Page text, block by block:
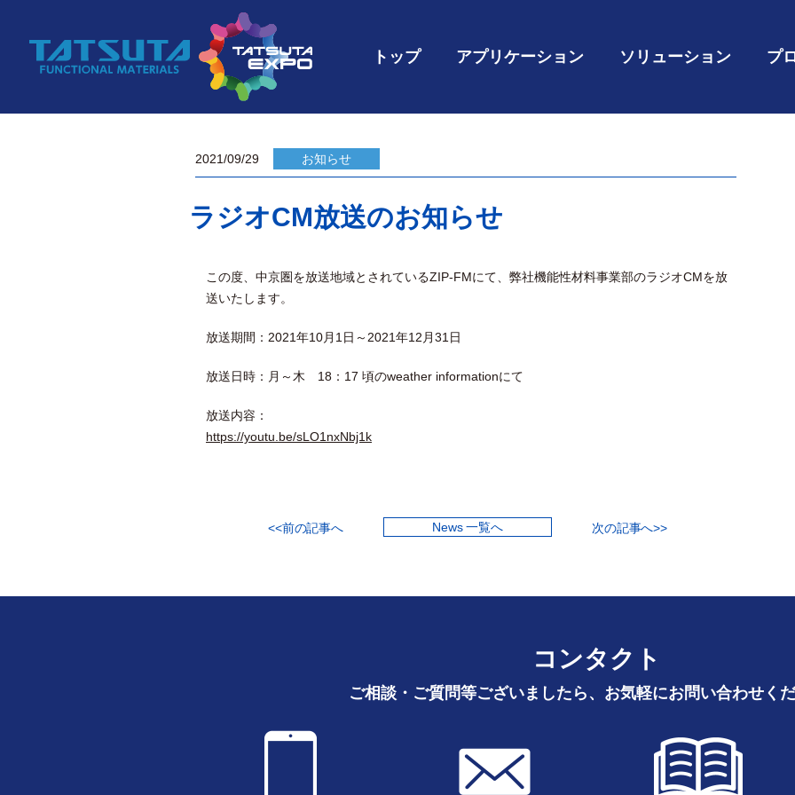
トップ アプリケーション ソリューション プ
2021/09/29 お知らせ
ラジオCM放送のお知らせ
この度、中京圏を放送地域とされているZIP-FMにて、弊社機能性材料事業部のラジオCMを放
送いたします。
放送期間：2021年10月1日～2021年12月31日
放送日時：月～木 18：17 頃のweather informationにて
放送内容：
https://youtu.be/sLO1nxNbj1k
<<前の記事へ News 一覧へ 次の記事へ>>
コンタクト
ご相談・ご質問等ございましたら、お気軽にお問い合わせく